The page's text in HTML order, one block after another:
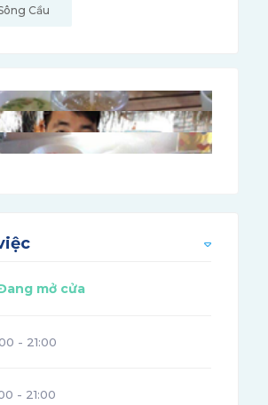
Cầu
mở cửa
- 21:00
- 21:00